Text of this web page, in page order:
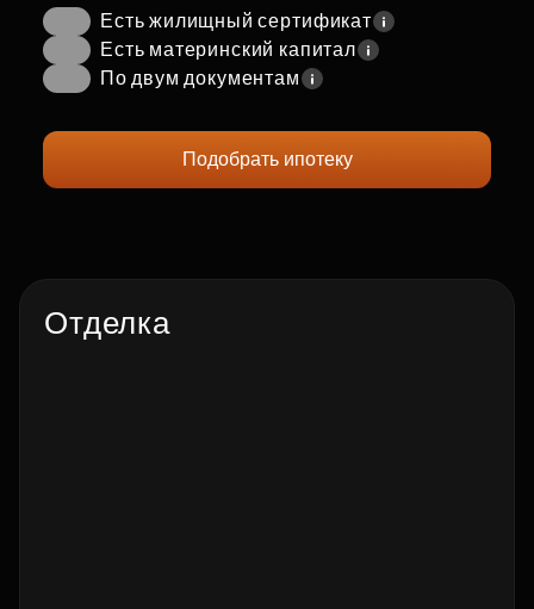
Есть жилищный сертификат
Есть материнский капитал
По двум документам
Подобрать ипотеку
Отделка